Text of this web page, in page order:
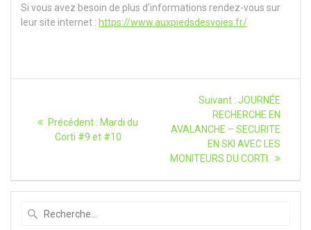
Si vous avez besoin de plus d’informations rendez-vous sur
leur site internet : https://www.auxpiedsdesvoies.fr/
Précédent : Article
précédent
Mardi du
Corti #9 et #10
Suivant : Article
suivant
:
JOURNÉE
RECHERCHE EN
AVALANCHE – SECURITE
EN SKI AVEC LES
MONITEURS DU CORTI.